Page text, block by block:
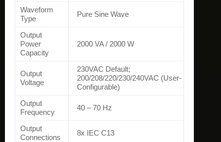
Waveform
Type
Pure Sine Wave
Output
Power
Capacity
2000 VA / 2000 W
Output
Voltage
230VAC Default;
200/208/220/230/240VAC (User-
Configurable)
Output
Frequency
40 – 70 Hz
Output
Connections
8x IEC C13